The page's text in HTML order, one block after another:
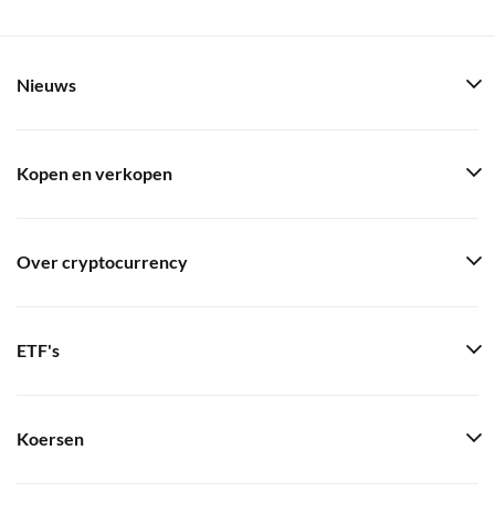
Nieuws
Kopen en verkopen
Over cryptocurrency
ETF's
Koersen